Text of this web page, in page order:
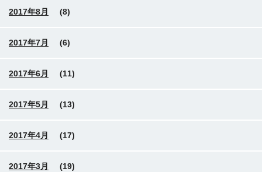
2017年8月 (8)
2017年7月 (6)
2017年6月 (11)
2017年5月 (13)
2017年4月 (17)
2017年3月 (19)